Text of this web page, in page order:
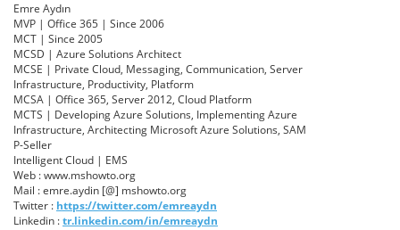
Emre Aydın
MVP | Office 365 | Since 2006
MCT | Since 2005
MCSD | Azure Solutions Architect
MCSE | Private Cloud, Messaging, Communication, Server
Infrastructure, Productivity, Platform
MCSA | Office 365, Server 2012, Cloud Platform
MCTS | Developing Azure Solutions, Implementing Azure
Infrastructure, Architecting Microsoft Azure Solutions, SAM
P-Seller
Intelligent Cloud | EMS
Web : www.mshowto.org
Mail : emre.aydin [@] mshowto.org
Twitter : https://twitter.com/emreaydn
Linkedin :tr.linkedin.com/in/emreaydn